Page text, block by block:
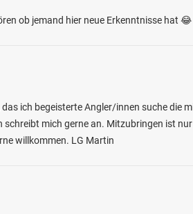
ob jemand hier neue Erkenntnisse hat 😂
ich begeisterte Angler/innen suche die
mich gerne an. Mitzubringen ist
willkommen. LG Martin